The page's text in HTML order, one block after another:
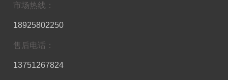
市场热线：
18925802250
售后电话：
13751267824